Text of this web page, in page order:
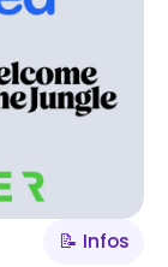
📝 Infos